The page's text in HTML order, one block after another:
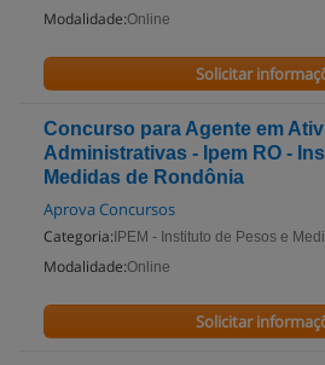
Modalidade:Online
Solicitar
Concurso para Agente em
Administrativas - Ipem RO -
Medidas de Rondônia
Aprova Concursos
Categoria: IPEM - Instituto de Pesos e
Modalidade:Online
Solicitar